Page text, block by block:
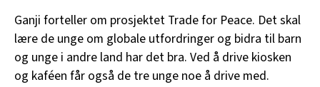
Ganji forteller om prosjektet Trade for Peace. Det skal
lære de unge om globale utfordringer og bidra til barn
og unge i andre land har det bra. Ved å drive kiosken
og kaféen får også de tre unge noe å drive med.